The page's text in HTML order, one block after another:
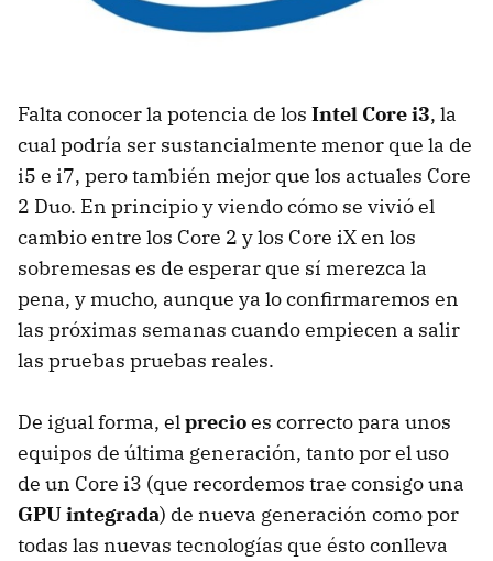
Falta conocer la potencia de los Intel Core i3, la
cual podría ser sustancialmente menor que la de
i5 e i7, pero también mejor que los actuales Core
2 Duo. En principio y viendo cómo se vivió el
cambio entre los Core 2 y los Core iX en los
sobremesas es de esperar que sí merezca la
pena, y mucho, aunque ya lo confirmaremos en
las próximas semanas cuando empiecen a salir
las pruebas pruebas reales.
De igual forma, elprecioes correcto para unos
equipos de última generación, tanto por el uso
de un Core i3 (que recordemos trae consigo una
GPUintegrada) de nueva generación como por
todas las nuevas tecnologías que ésto conlleva